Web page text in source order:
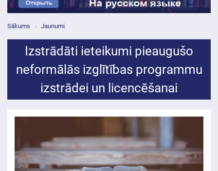
Sākums Jaunumi
Izstrādāti ieteikumi pieaugušo
neformālās izglītības programmu
izstrādei un licencēšanai